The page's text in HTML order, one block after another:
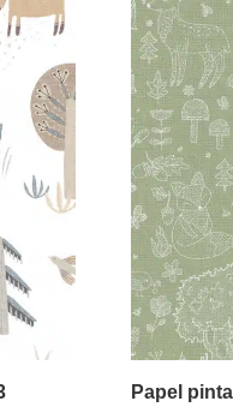
Papel